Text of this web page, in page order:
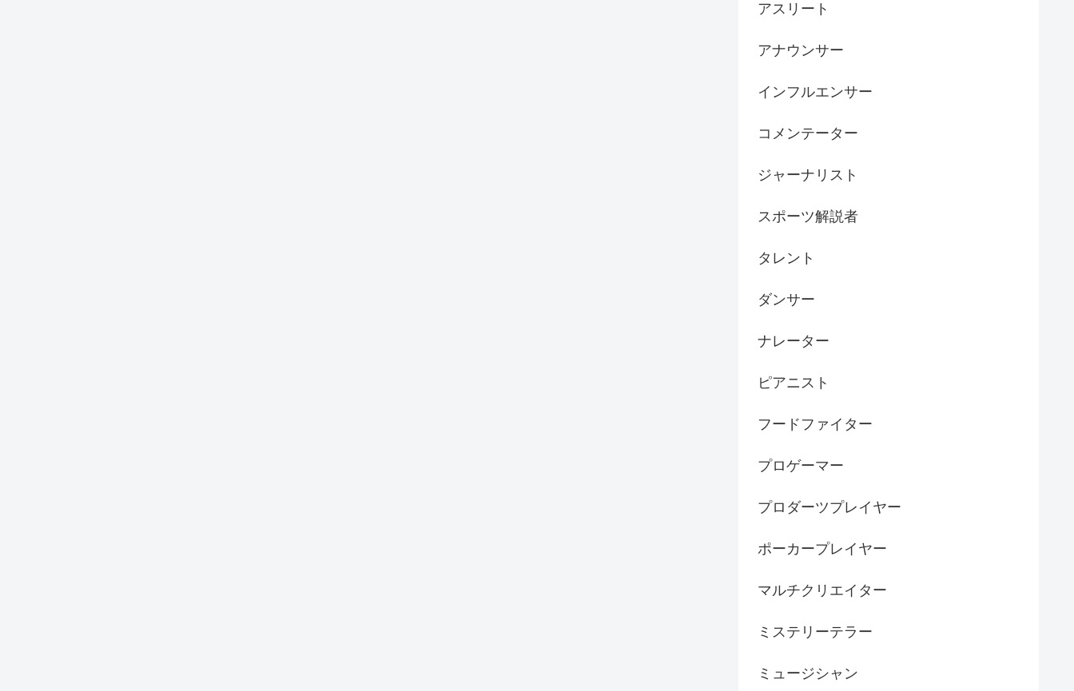
アスリート
アナウンサー
インフルエンサー
コメンテーター
ジャーナリスト
スポーツ解説者
タレント
ダンサー
ナレーター
ピアニスト
フードファイター
プロゲーマー
プロダーツプレイヤー
ポーカープレイヤー
マルチクリエイター
ミステリーテラー
ミュージシャン